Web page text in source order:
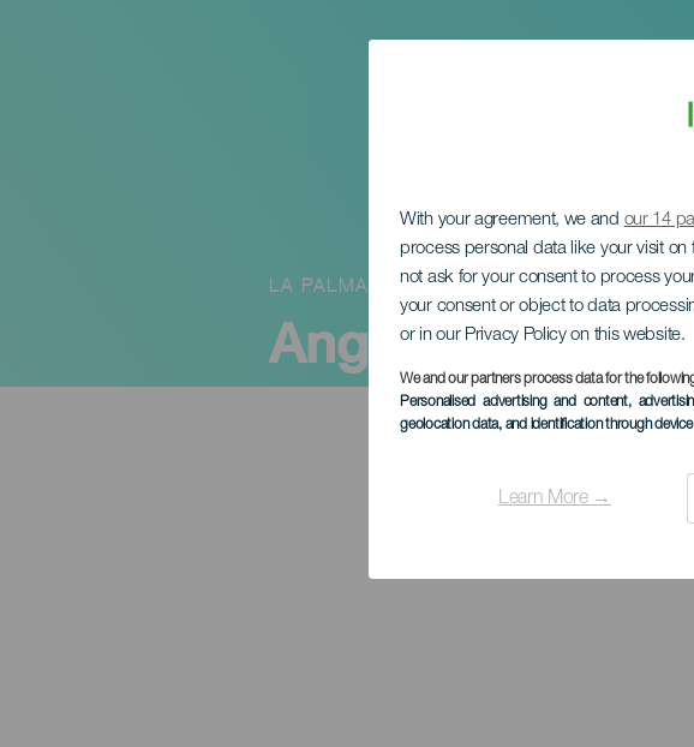
With your agreement, we and our 14
process personal data like your visit
not ask for your consent to process
your consent or object to data
or in our Privacy Policy on this website.
We and our partners process data for the
Personalised advertising and content,
geolocation data, and identification through
Learn More →
Angaro -
LA PALMA